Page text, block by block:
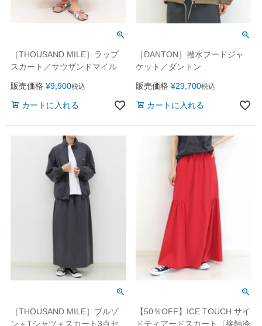
［THOUSAND MILE］ラップ
スカート／サウザンドマイル
販売価格 ¥9,900税込
カートに入れる
［DANTON］撥水フードジャ
ケット／ダントン
販売価格 ¥29,700税込
カートに入れる
［THOUSAND MILE］ブルゾ
ン＋Tシャツ＋スカート3点セ
【50％OFF】ICE TOUCH サイ
ドティアードスカート〈接触冷